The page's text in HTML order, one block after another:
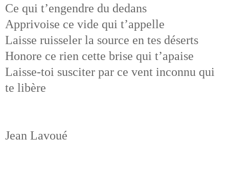
Ce qui t’engendre du dedans
Apprivoise ce vide qui t’appelle
Laisse ruisseler la source en tes déserts
Honore ce rien cette brise qui t’apaise
Laisse-toi susciter par ce vent inconnu qui
te libère
Jean Lavoué